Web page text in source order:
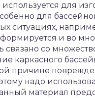
для
для
ситуациях,
и во
со
каркасного
причине
надо
материал